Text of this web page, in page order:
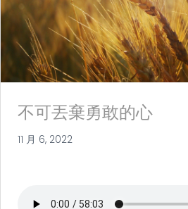
不可丟棄勇敢的心
11 月 6, 2022